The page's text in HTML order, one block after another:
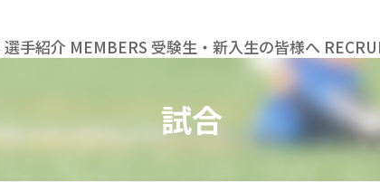
選手紹介 MEMBERS 受験生・新入生の皆様へ
試合